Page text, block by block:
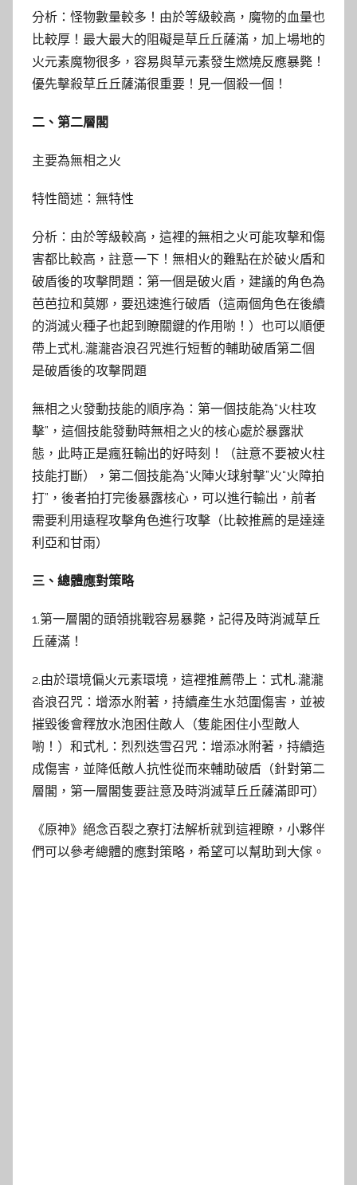
分析：怪物數量較多！由於等級較高，魔物的血量也
比較厚！最大最大的阻礙是草丘丘薩滿，加上場地的
火元素魔物很多，容易與草元素發生燃燒反應暴斃！
優先擊殺草丘丘薩滿很重要！見一個殺一個！
二、第二層閣
主要為無相之火
特性簡述：無特性
分析：由於等級較高，這裡的無相之火可能攻擊和傷
害都比較高，註意一下！無相火的難點在於破火盾和
破盾後的攻擊問題：第一個是破火盾，建議的角色為
芭芭拉和莫娜，要迅速進行破盾（這兩個角色在後續
的消滅火種子也起到瞭關鍵的作用喲！）也可以順便
帶上式札.瀧瀧沓浪召咒進行短暫的輔助破盾第二個
是破盾後的攻擊問題
無相之火發動技能的順序為：第一個技能為“火柱攻
擊”，這個技能發動時無相之火的核心處於暴露狀
態，此時正是瘋狂輸出的好時刻！（註意不要被火柱
技能打斷），第二個技能為“火陣火球射擊”火“火障拍
打”，後者拍打完後暴露核心，可以進行輸出，前者
需要利用遠程攻擊角色進行攻擊（比較推薦的是達達
利亞和甘雨）
三、總體應對策略
1.第一層閣的頭領挑戰容易暴斃，記得及時消滅草丘
丘薩滿！
2.由於環境偏火元素環境，這裡推薦帶上：式札.瀧瀧
沓浪召咒：增添水附著，持續產生水范圍傷害，並被
摧毀後會釋放水泡困住敵人（隻能困住小型敵人
喲！）和式札：烈烈迭雪召咒：增添冰附著，持續造
成傷害，並降低敵人抗性從而來輔助破盾（針對第二
層閣，第一層閣隻要註意及時消滅草丘丘薩滿即可）
《原神》絕念百裂之寮打法解析就到這裡瞭，小夥伴
們可以參考總體的應對策略，希望可以幫助到大傢。